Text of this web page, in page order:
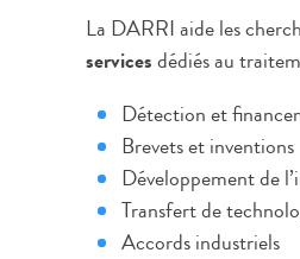
La DARRI aide les
servicesdédiés au
Détection et
Brevets et inventions
Développement de
Transfert de
Accords industriels